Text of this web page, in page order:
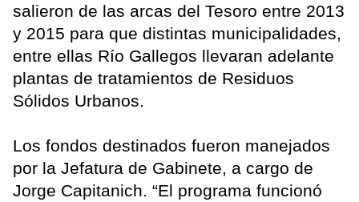
salieron de las arcas del Tesoro entre 2013
y 2015 para que distintas municipalidades,
entre ellas Río Gallegos llevaran adelante
plantas de tratamientos de Residuos
Sólidos Urbanos.
Los fondos destinados fueron manejados
por la Jefatura de Gabinete, a cargo de
Jorge Capitanich. “El programa funcionó